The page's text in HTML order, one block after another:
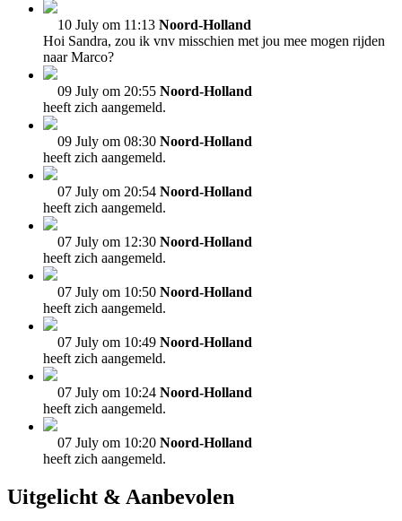
10 July om 11:13 Noord-Holland
Hoi Sandra, zou ik vnv misschien met jou mee mogen rijden
naar Marco?
09 July om 20:55 Noord-Holland
heeft zich aangemeld.
09 July om 08:30 Noord-Holland
heeft zich aangemeld.
07 July om 20:54 Noord-Holland
heeft zich aangemeld.
07 July om 12:30 Noord-Holland
heeft zich aangemeld.
07 July om 10:50 Noord-Holland
heeft zich aangemeld.
07 July om 10:49 Noord-Holland
heeft zich aangemeld.
07 July om 10:24 Noord-Holland
heeft zich aangemeld.
07 July om 10:20 Noord-Holland
heeft zich aangemeld.
Uitgelicht & Aanbevolen